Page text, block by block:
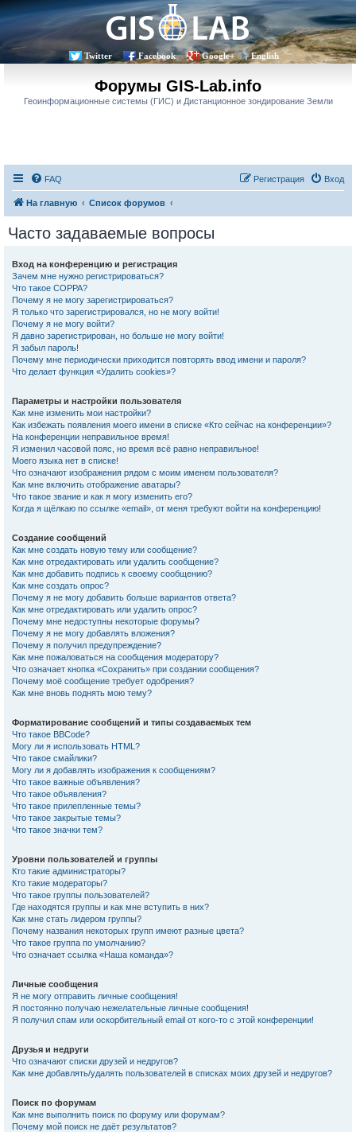
Twitter Facebook Google+ English
Форумы GIS-Lab.info
Геоинформационные системы (ГИС) и Дистанционное зондирование Земли
FAQ Вход
Регистрация
На главную Список форумов
Часто задаваемые вопросы
Вход на конференцию и регистрация
Зачем мне нужно регистрироваться?
Что такое COPPA?
Почему я не могу зарегистрироваться?
Я только что зарегистрировался, но не могу войти!
Почему я не могу войти?
Я давно зарегистрирован, но больше не могу войти!
Я забыл пароль!
Почему мне периодически приходится повторять ввод имени и пароля?
Что делает функция «Удалить cookies»?
Параметры и настройки пользователя
Как мне изменить мои настройки?
Как избежать появления моего имени в списке «Кто сейчас на конференции»?
На конференции неправильное время!
Я изменил часовой пояс, но время всё равно неправильное!
Моего языка нет в списке!
Что означают изображения рядом с моим именем пользователя?
Как мне включить отображение аватары?
Что такое звание и как я могу изменить его?
Когда я щёлкаю по ссылке «email», от меня требуют войти на конференцию!
Создание сообщений
Как мне создать новую тему или сообщение?
Как мне отредактировать или удалить сообщение?
Как мне добавить подпись к своему сообщению?
Как мне создать опрос?
Почему я не могу добавить больше вариантов ответа?
Как мне отредактировать или удалить опрос?
Почему мне недоступны некоторые форумы?
Почему я не могу добавлять вложения?
Почему я получил предупреждение?
Как мне пожаловаться на сообщения модератору?
Что означает кнопка «Сохранить» при создании сообщения?
Почему моё сообщение требует одобрения?
Как мне вновь поднять мою тему?
Форматирование сообщений и типы создаваемых тем
Что такое BBCode?
Могу ли я использовать HTML?
Что такое смайлики?
Могу ли я добавлять изображения к сообщениям?
Что такое важные объявления?
Что такое объявления?
Что такое прилепленные темы?
Что такое закрытые темы?
Что такое значки тем?
Уровни пользователей и группы
Кто такие администраторы?
Кто такие модераторы?
Что такое группы пользователей?
Где находятся группы и как мне вступить в них?
Как мне стать лидером группы?
Почему названия некоторых групп имеют разные цвета?
Что такое группа по умолчанию?
Что означает ссылка «Наша команда»?
Личные сообщения
Я не могу отправить личные сообщения!
Я постоянно получаю нежелательные личные сообщения!
Я получил спам или оскорбительный email от кого-то с этой конференции!
Друзья и недруги
Что означают списки друзей и недругов?
Как мне добавлять/удалять пользователей в списках моих друзей и недругов?
Поиск по форумам
Как мне выполнить поиск по форуму или форумам?
Почему мой поиск не даёт результатов?